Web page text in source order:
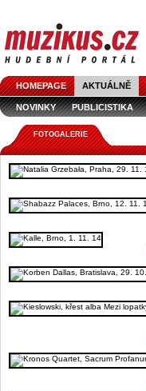
HOMEPAGE AKTUÁLNĚ
NOVINKY PUBLICISTIKA
FOTOGALERIE